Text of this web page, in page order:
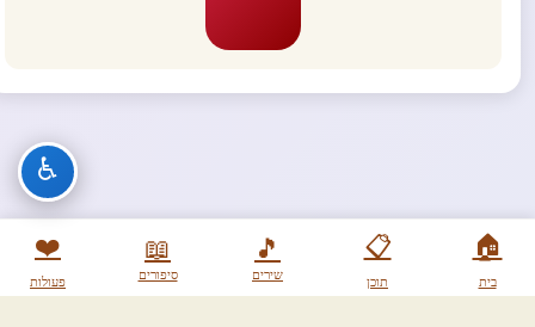
🏠
בית
📋
תוכן
🎵
שירים
📖
סיפורים
❤️
פעולות
♿